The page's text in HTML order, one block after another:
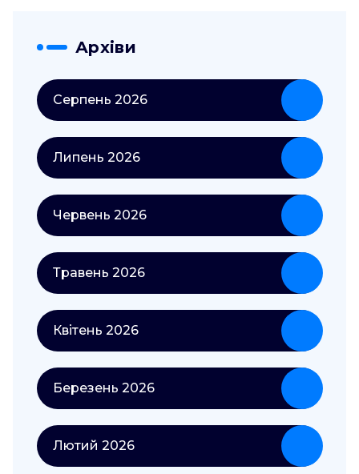
Архіви
Серпень 2026
Липень 2026
Червень 2026
Травень 2026
Квітень 2026
Березень 2026
Лютий 2026